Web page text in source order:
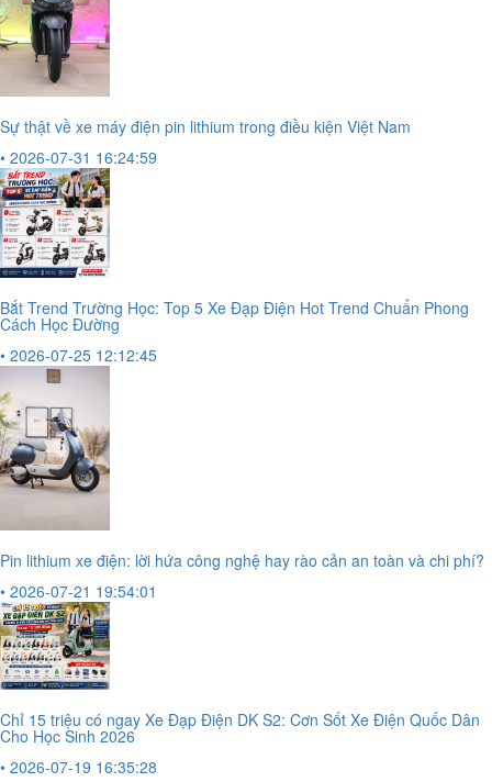
Sự thật về xe máy điện pin lithium trong điều kiện Việt Nam
• 2026-07-31 16:24:59
Bắt Trend Trường Học: Top 5 Xe Đạp Điện Hot Trend Chuẩn Phong
Cách Học Đường
• 2026-07-25 12:12:45
Pin lithium xe điện: lời hứa công nghệ hay rào cản an toàn và chi phí?
• 2026-07-21 19:54:01
Chỉ 15 triệu có ngay Xe Đạp Điện DK S2: Cơn Sốt Xe Điện Quốc Dân
Cho Học Sinh 2026
• 2026-07-19 16:35:28